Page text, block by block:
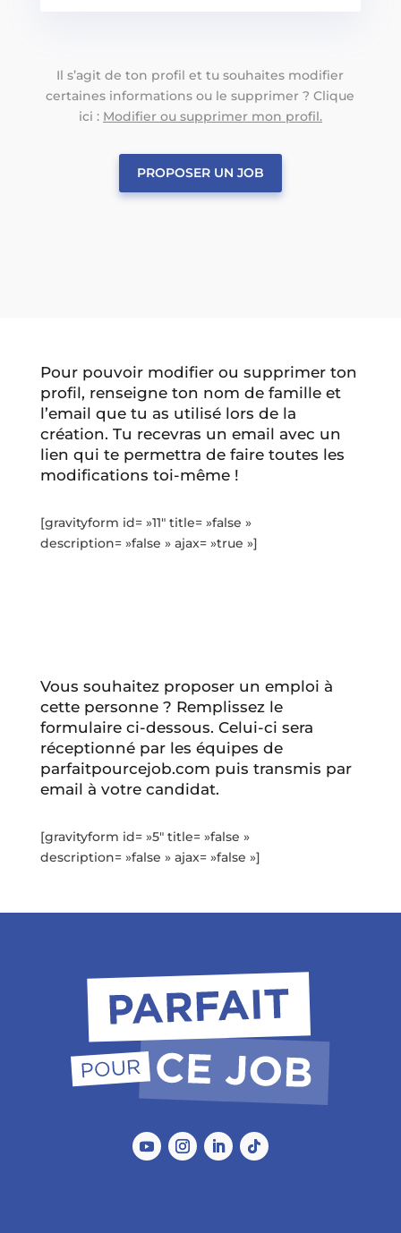
Il s’agit de ton profil et tu souhaites modifier
certaines informations ou le supprimer ? Clique
ici : Modifier ou supprimer mon profil.
PROPOSER UN JOB
Pour pouvoir modifier ou supprimer ton
profil, renseigne ton nom de famille et
l’email que tu as utilisé lors de la
création. Tu recevras un email avec un
lien qui te permettra de faire toutes les
modifications toi-même !
[gravityform id= »11″ title= »false »
description= »false » ajax= »true »]
Vous souhaitez proposer un emploi à
cette personne ? Remplissez le
formulaire ci-dessous. Celui-ci sera
réceptionné par les équipes de
parfaitpourcejob.com puis transmis par
email à votre candidat.
[gravityform id= »5″ title= »false »
description= »false » ajax= »false »]